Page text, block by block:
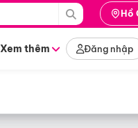
Hồ
Xem thêm Đăng nhập